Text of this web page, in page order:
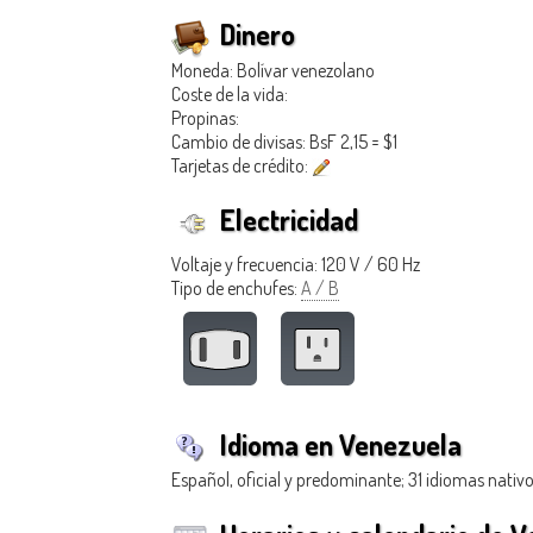
Dinero
Moneda: Bolívar venezolano
Coste de la vida:
Propinas:
Cambio de divisas: BsF 2,15 = $1
Tarjetas de crédito:
Electricidad
Voltaje y frecuencia: 120 V / 60 Hz
Tipo de enchufes: A / B
Idioma en Venezuela
Español, oficial y predominante; 31 idiomas